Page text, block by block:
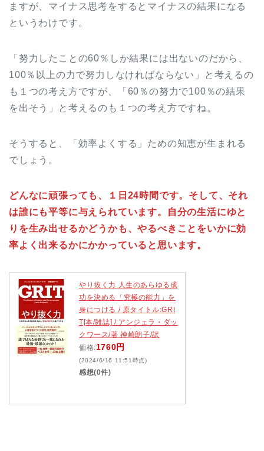
ますが、マイナス思考をするとマイナスの結果になる
というわけです。
「努力したことの60％しか結果には出ないのだから、
100％以上の力で努力しなければならない」と考えるの
も１つの考え方ですが、「60％の努力で100％の結果
を出そう」と考えるのも１つの考え方ですね。
そうすると、「効率よくする」ための知恵が生まれる
でしょう。
どんなに頑張っても、１日24時間です。そして、それ
は誰にも平等に与えられています。自分の生活にゆと
りを生み出せるかどうかも、やるべきことをいかに効
率よく出来るかにかかっていると思います。
やり抜く力 人生のあらゆる成
功を決める「究極の能力」を
身につける / 原タイトル:GRI
T[本/雑誌] / アンジェラ・ダッ
クワース/著 神崎朗子/訳
価格:1760円
(2024/6/16 11:51時点)
感想(0件)